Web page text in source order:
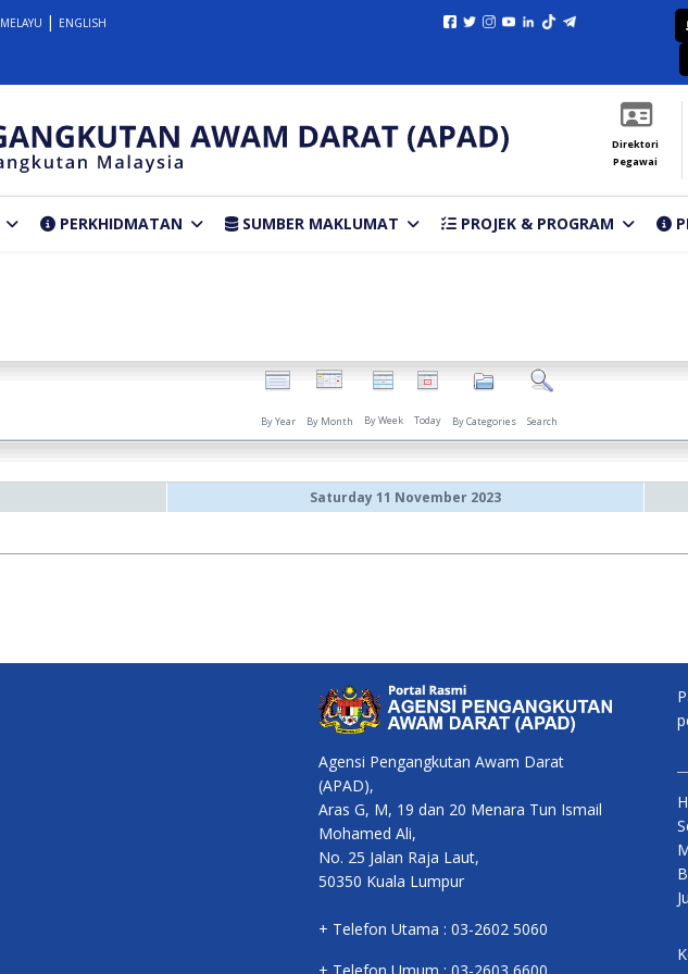
MELAYU ENGLISH
Direktori
Pegawai
PERKHIDMATAN SUMBER MAKLUMAT PROJEK & PROGRAM
By Year By Month By Week Today By Categories Search
Saturday 11 November 2023
Agensi Pengangkutan Awam Darat
(APAD),
Aras G, M, 19 dan 20 Menara Tun Ismail
Mohamed Ali,
No. 25 Jalan Raja Laut,
50350 Kuala Lumpur
+ Telefon Utama : 03-2602 5060